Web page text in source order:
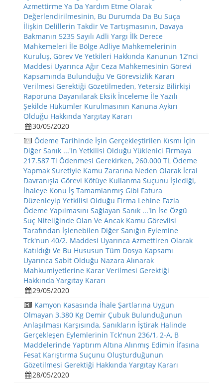
Azmettirme Ya Da Yardım Etme Olarak
Değerlendirilmesinin, Bu Durumda Da Bu Suça
İlişkin Delillerin Takdir Ve Tartışmasının, Davaya
Bakmanın 5235 Sayılı Adli Yargı İlk Derece
Mahkemeleri İle Bölge Adliye Mahkemelerinin
Kuruluş, Görev Ve Yetkileri Hakkında Kanunun 12’nci
Maddesi Uyarınca Ağır Ceza Mahkemesinin Görevi
Kapsamında Bulunduğu Ve Görevsizlik Kararı
Verilmesi Gerektiği Gözetilmeden, Yetersiz Bilirkişi
Raporuna Dayanılarak Eksik İnceleme İle Yazılı
Şekilde Hükümler Kurulmasının Kanuna Aykırı
Olduğu Hakkında Yargıtay Kararı
30/05/2020
Ödeme Tarihinde İşin Gerçekleştirilen Kısmı İçin
Diğer Sanık ...'In Yetkilisi Olduğu Yüklenici Firmaya
217.587 Tl Ödenmesi Gerekirken, 260.000 TL Ödeme
Yapmak Suretiyle Kamu Zararına Neden Olarak İcrai
Davranışla Görevi Kötüye Kullanma Suçunu İşlediği,
İhaleye Konu İş Tamamlanmış Gibi Fatura
Düzenleyip Yetkilisi Olduğu Firma Lehine Fazla
Ödeme Yapılmasını Sağlayan Sanık ...'In İse Özgü
Suç Niteliğinde Olan Ve Ancak Kamu Görevlisi
Tarafından İşlenebilen Diğer Sanığın Eylemine
Tck'nun 40/2. Maddesi Uyarınca Azmettiren Olarak
Katıldığı Ve Bu Hususun Tüm Dosya Kapsamı
Uyarınca Sabit Olduğu Nazara Alınarak
Mahkumiyetlerine Karar Verilmesi Gerektiği
Hakkında Yargıtay Kararı
29/05/2020
Kamyon Kasasında İhale Şartlarına Uygun
Olmayan 3.380 Kg Demir Çubuk Bulunduğunun
Anlaşılması Karşısında, Sanıkların İştirak Halinde
Gerçekleşen Eylemlerinin Tck'nun 236/1, 2-A, B
Maddelerinde Yaptırım Altına Alınmış Edimin İfasına
Fesat Karıştırma Suçunu Oluşturduğunun
Gözetilmesi Gerektiği Hakkında Yargıtay Kararı
28/05/2020